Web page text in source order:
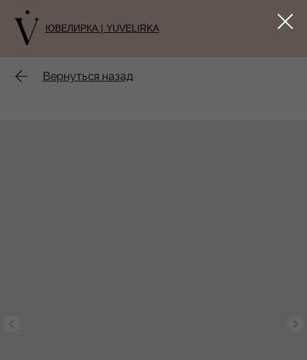
ЮВЕЛИРКА | YUVELIRKA